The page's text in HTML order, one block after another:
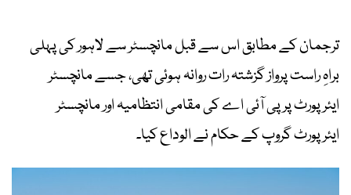
ترجمان کے مطابق اس سے قبل مانچسٹر سے لاہور کی پہلی
براہِ راست پرواز گزشتہ رات روانہ ہوئی تھی، جسے مانچسٹر
ایئرپورٹ پر پی آئی اے کی مقامی انتظامیہ اور مانچسٹر
ایئرپورٹ گروپ کے حکام نے الوداع کیا۔